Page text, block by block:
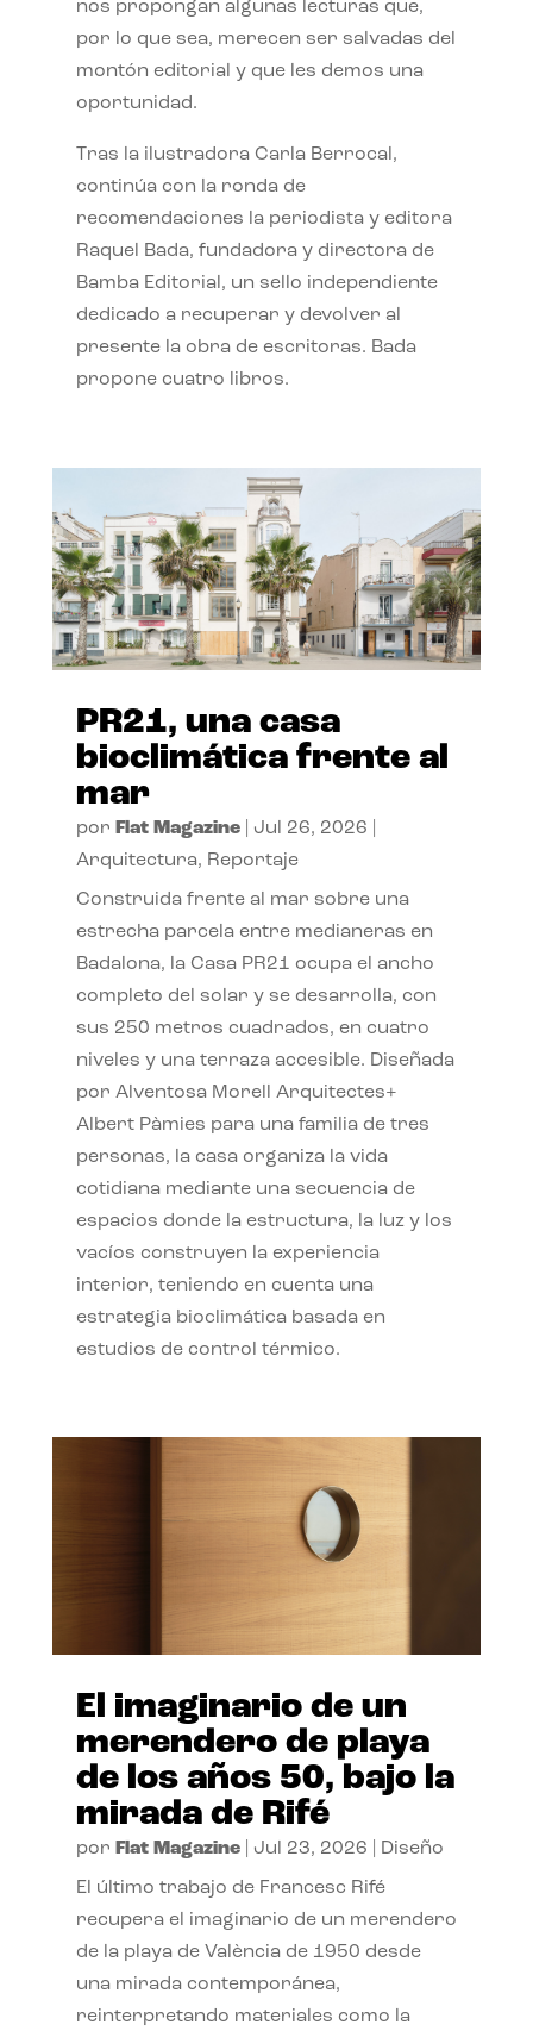
nos propongan algunas lecturas que,
por lo que sea, merecen ser salvadas del
montón editorial y que les demos una
oportunidad.
Tras la ilustradora Carla Berrocal,
continúa con la ronda de
recomendaciones la periodista y editora
Raquel Bada, fundadora y directora de
Bamba Editorial, un sello independiente
dedicado a recuperar y devolver al
presente la obra de escritoras. Bada
propone cuatro libros.
PR21, una casa
bioclimática frente al
mar
por Flat Magazine| Jul 26, 2026
Arquitectura, Reportaje
Construida frente al mar sobre una
estrecha parcela entre medianeras en
Badalona, la Casa PR21 ocupa el ancho
completo del solar y se desarrolla, con
sus 250 metros cuadrados, en cuatro
niveles y una terraza accesible. Diseñada
por Alventosa Morell Arquitectes+
Albert Pàmies para una familia de tres
personas, la casa organiza la vida
cotidiana mediante una secuencia de
espacios donde la estructura, la luz y los
vacíos construyen la experiencia
interior, teniendo en cuenta una
estrategia bioclimática basada en
estudios de control térmico.
El imaginario de un
merendero de playa
de los años 50, bajo la
mirada de Rifé
por Flat Magazine| Jul 23, 2026 Diseño
El último trabajo de Francesc Rifé
recupera el imaginario de un merendero
de la playa de València de 1950 desde
una mirada contemporánea,
reinterpretando materiales como la